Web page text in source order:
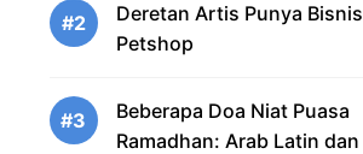
#2
Deretan Artis Punya Bisnis
Petshop
#3
Beberapa Doa Niat Puasa
Ramadhan: Arab Latin dan